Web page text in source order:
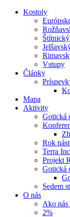
Kostoly
Vstupy
Články
Mapa
Aktivity
Gotická
Rok
Terra
Projekt
Gotická
Sedem
O nás
Ako
2%